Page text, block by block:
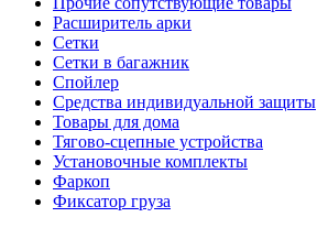
Расширитель арки
Сетки
Сетки в багажник
Спойлер
Средства индивидуальной защиты
Товары для дома
Тягово-сцепные устройства
Установочные комплекты
Фаркоп
Фиксатор груза